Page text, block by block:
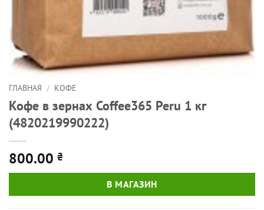
ГЛАВНАЯ / КОФЕ
Кофе в зернах Coffee365 Peru 1 кг
(4820219990222)
800.00 ₴
В МАГАЗИН